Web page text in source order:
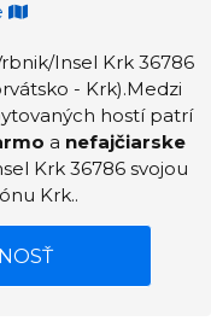
Insel Krk 36786
- Krk).Medzi
hostí patrí
a nefajčiarske
Krk 36786 svojou
Krk..